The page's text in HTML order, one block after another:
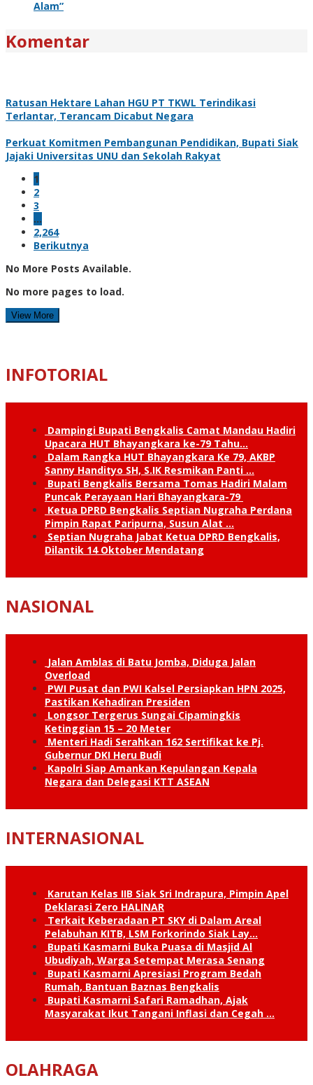
Alam”
Komentar
Ratusan Hektare Lahan HGU PT TKWL Terindikasi
Terlantar, Terancam Dicabut Negara
Perkuat Komitmen Pembangunan Pendidikan, Bupati Siak
Jajaki Universitas UNU dan Sekolah Rakyat
1
2
3
…
2,264
Berikutnya
No More Posts Available.
No more pages to load.
View More
INFOTORIAL
Dampingi Bupati Bengkalis Camat Mandau Hadiri
Upacara HUT Bhayangkara ke-79 Tahu…
Dalam Rangka HUT Bhayangkara Ke 79, AKBP
Sanny Handityo SH, S.IK Resmikan Panti …
Bupati Bengkalis Bersama Tomas Hadiri Malam
Puncak Perayaan Hari Bhayangkara-79
Ketua DPRD Bengkalis Septian Nugraha Perdana
Pimpin Rapat Paripurna, Susun Alat …
Septian Nugraha Jabat Ketua DPRD Bengkalis,
Dilantik 14 Oktober Mendatang
NASIONAL
Jalan Amblas di Batu Jomba, Diduga Jalan
Overload
PWI Pusat dan PWI Kalsel Persiapkan HPN 2025,
Pastikan Kehadiran Presiden
Longsor Tergerus Sungai Cipamingkis
Ketinggian 15 – 20 Meter
Menteri Hadi Serahkan 162 Sertifikat ke Pj.
Gubernur DKI Heru Budi
Kapolri Siap Amankan Kepulangan Kepala
Negara dan Delegasi KTT ASEAN
INTERNASIONAL
Karutan Kelas IIB Siak Sri Indrapura, Pimpin Apel
Deklarasi Zero HALINAR
Terkait Keberadaan PT SKY di Dalam Areal
Pelabuhan KITB, LSM Forkorindo Siak Lay…
Bupati Kasmarni Buka Puasa di Masjid Al
Ubudiyah, Warga Setempat Merasa Senang
Bupati Kasmarni Apresiasi Program Bedah
Rumah, Bantuan Baznas Bengkalis
Bupati Kasmarni Safari Ramadhan, Ajak
Masyarakat Ikut Tangani Inflasi dan Cegah …
OLAHRAGA